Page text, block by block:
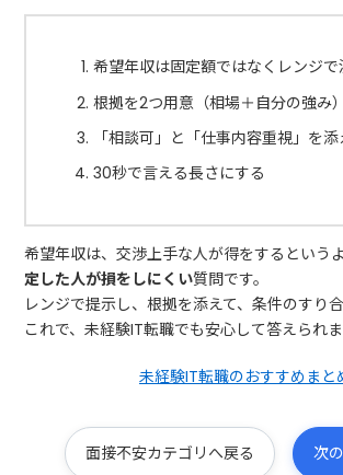
希望年収は固定額ではなくレンジで
根拠を2つ用意（相場＋自分の強み）
「相談可」と「仕事内容重視」を添
30秒で言える長さにする
希望年収は、交渉上手な人が得をするという
定した人が損をしにくい質問です。
レンジで提示し、根拠を添えて、条件のすり合
これで、未経験IT転職でも安心して答えられま
未経験IT転職のおすすめまと
面接不安カテゴリへ戻る 次